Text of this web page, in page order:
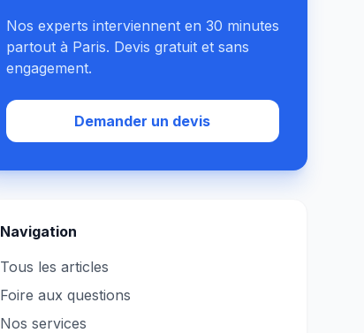
Nos experts interviennent en 30 minutes
partout à Paris. Devis gratuit et sans
engagement.
Demander un devis
Navigation
Tous les articles
Foire aux questions
Nos services